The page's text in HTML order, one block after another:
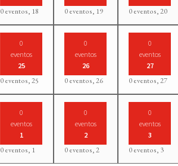
0 eventos, 18 0 eventos, 19 0 eventos,20
0
eventos
25
0 eventos,25
0
eventos
26
0 eventos,26
0
eventos
27
0 eventos,27
0
eventos
1
0 eventos, 1
0
eventos
2
0 eventos,2
0
eventos
3
0 eventos, 3